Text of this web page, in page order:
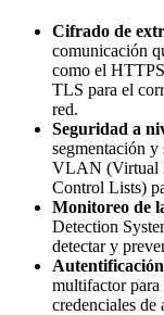
Cifrado de
comunicación
como el
TLS para el
red.
Seguridad a
segmentación y
VLAN (Virtual
Control Lists)
Monitoreo de
Detection
detectar y
multifactor para
credenciales de